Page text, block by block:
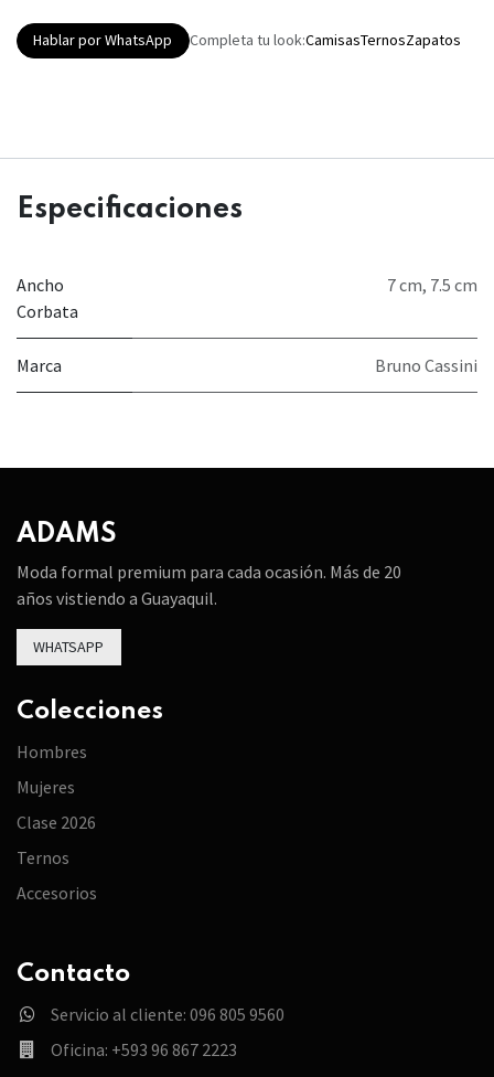
Hablar por WhatsApp Completa tu look:CamisasTernosZapatos
Especificaciones
Ancho
Corbata
7 cm, 7.5 cm
Marca Bruno Cassini
ADAMS
Moda formal premium para cada ocasión. Más de 20
años vistiendo a Guayaquil.
WHATSAPP
Colecciones
Hombres
Mujeres
Clase 2026
Ternos
Accesorios
Contacto
Servicio al cliente: 096 805 9560
Oficina: +593 96 867 2223